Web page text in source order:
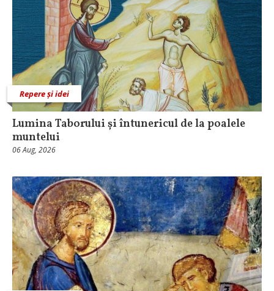
Repere și idei
Lumina Taborului și întunericul de la poalele
muntelui
06 Aug, 2026